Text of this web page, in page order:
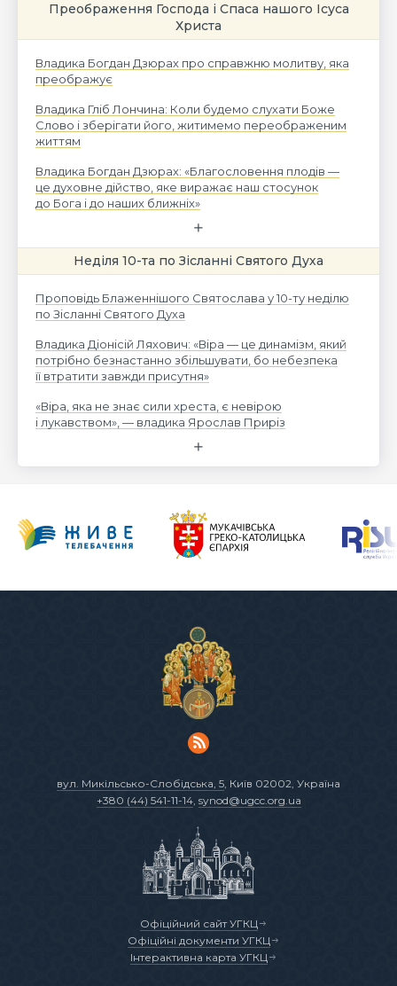
Преображення Господа і Спаса нашого Ісуса
Христа
Владика Богдан Дзюрах про справжню молитву, яка
преображує
Владика Гліб Лончина: Коли будемо слухати Боже
Слово і зберігати його, житимемо переображеним
життям
Владика Богдан Дзюрах: «Благословення плодів —
це духовне дійство, яке виражає наш стосунок
до Бога і до наших ближніх»
Неділя 10-та по Зісланні Святого Духа
Проповідь Блаженнішого Святослава у 10-ту неділю
по Зісланні Святого Духа
Владика Діонісій Ляхович: «Віра — це динамізм, який
потрібно безнастанно збільшувати, бо небезпека
її втратити завжди присутня»
«Віра, яка не знає сили хреста, є невірою
і лукавством», — владика Ярослав Приріз
вул. Микільсько-Слобідська, 5, Київ 02002, Україна
+380 (44) 541-11-14, synod@ugcc.org.ua
Офіційний сайт УГКЦ
Офіційні документи УГКЦ
Інтерактивна карта УГКЦ